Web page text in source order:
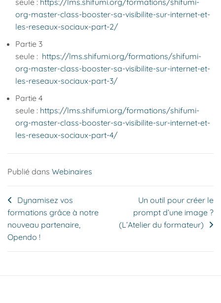
seule : https://lms.shifumi.org/formations/shifumi-
org-master-class-booster-sa-visibilite-sur-internet-et-
les-reseaux-sociaux-part-2/
Partie 3
seule : https://lms.shifumi.org/formations/shifumi-
org-master-class-booster-sa-visibilite-sur-internet-et-
les-reseaux-sociaux-part-3/
Partie 4
seule : https://lms.shifumi.org/formations/shifumi-
org-master-class-booster-sa-visibilite-sur-internet-et-
les-reseaux-sociaux-part-4/
Publié dans Webinaires
Navigation
de
l’article
Dynamisez vos
formations grâce à notre
nouveau partenaire,
Opendo !
Un outil pour créer le
prompt d’une image ?
(L’Atelier du formateur)